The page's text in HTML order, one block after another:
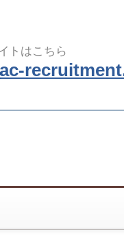
トはこちら